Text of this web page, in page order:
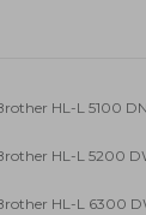
HL-L 5100
HL-L 5200
HL-L 6300